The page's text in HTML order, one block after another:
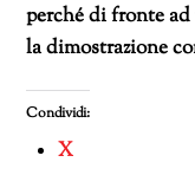
perché di fronte
la dimostrazione
Condividi:
X